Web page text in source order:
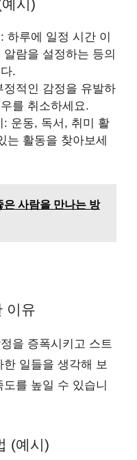
시)
하루에 일정 시간 이
람을 설정하는 등의
.
적인 감정을 유발하
를 취소하세요.
: 운동, 독서, 취미 활
는 활동을 찾아보세
은 사람을 만나는 방
이유
을 증폭시키고 스트
일들을 생각해 보
를 높일 수 있습니
(예시)